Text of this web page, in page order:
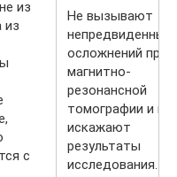
из
из
с
Не вызывают
непредвиденных
осложнений при
магнитно-
резонансной
томографии и не
искажают
результаты
исследования.